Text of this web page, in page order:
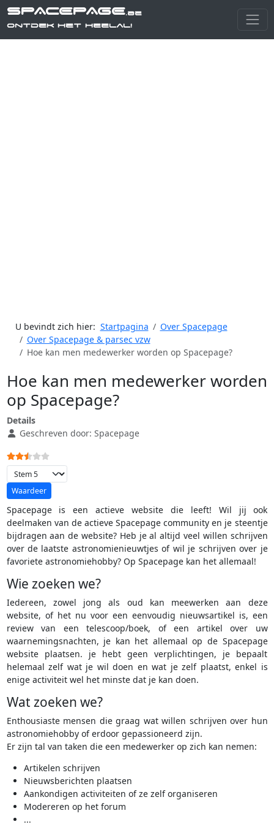
SPACEPAGE.be
Ontdek het heelal!
U bevindt zich hier: Startpagina
Over Spacepage
Over Spacepage & parsec vzw
Hoe kan men medewerker worden op Spacepage?
Hoe kan men medewerker worden
op Spacepage?
Details
Geschreven door: Spacepage
Gebruikerswaardering:
Voeg waardering toe
Spacepage is een actieve website die leeft! Wil jij ook
deelmaken van de actieve Spacepage community en je steentje
bijdragen aan de website? Heb je al altijd veel willen schrijven
over de laatste astronomienieuwtjes of wil je schrijven over je
favoriete astronomiehobby? Op Spacepage kan het allemaal!
Wie zoeken we?
Iedereen, zowel jong als oud kan meewerken aan deze
website, of het nu voor een eenvoudig nieuwsartikel is, een
review van een telescoop/boek, of een artikel over uw
waarnemingsnachten, je kan het allemaal op de Spacepage
website plaatsen. je hebt geen verplichtingen, je bepaalt
helemaal zelf wat je wil doen en wat je zelf plaatst, enkel is
enige activiteit wel het minste dat je kan doen.
Wat zoeken we?
Enthousiaste mensen die graag wat willen schrijven over hun
astronomiehobby of erdoor gepassioneerd zijn.
Er zijn tal van taken die een medewerker op zich kan nemen:
Artikelen schrijven
Nieuwsberichten plaatsen
Aankondigen activiteiten of ze zelf organiseren
Modereren op het forum
...